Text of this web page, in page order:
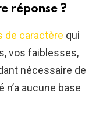
réponse ?
de caractère qui
vos faiblesses,
nécessaire de
aucune base